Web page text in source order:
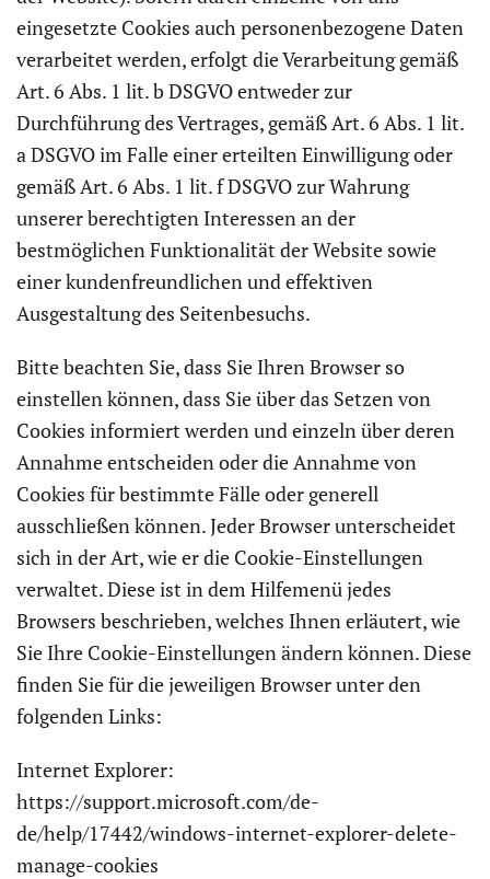
eingesetzte Cookies auch personenbezogene Daten
verarbeitet werden, erfolgt die Verarbeitung gemäß
Art. 6 Abs. 1 lit. b DSGVO entweder zur
Durchführung des Vertrages, gemäß Art. 6 Abs. 1 lit.
a DSGVO im Falle einer erteilten Einwilligung oder
gemäß Art. 6 Abs. 1 lit. f DSGVO zur Wahrung
unserer berechtigten Interessen an der
bestmöglichen Funktionalität der Website sowie
einer kundenfreundlichen und effektiven
Ausgestaltung des Seitenbesuchs.
Bitte beachten Sie, dass Sie Ihren Browser so
einstellen können, dass Sie über das Setzen von
Cookies informiert werden und einzeln über deren
Annahme entscheiden oder die Annahme von
Cookies für bestimmte Fälle oder generell
ausschließen können. Jeder Browser unterscheidet
sich in der Art, wie er die Cookie-Einstellungen
verwaltet. Diese ist in dem Hilfemenü jedes
Browsers beschrieben, welches Ihnen erläutert, wie
Sie Ihre Cookie-Einstellungen ändern können. Diese
finden Sie für die jeweiligen Browser unter den
folgenden Links:
Internet Explorer:
https://support.microsoft.com/de-
de/help/17442/windows-internet-explorer-delete-
manage-cookies